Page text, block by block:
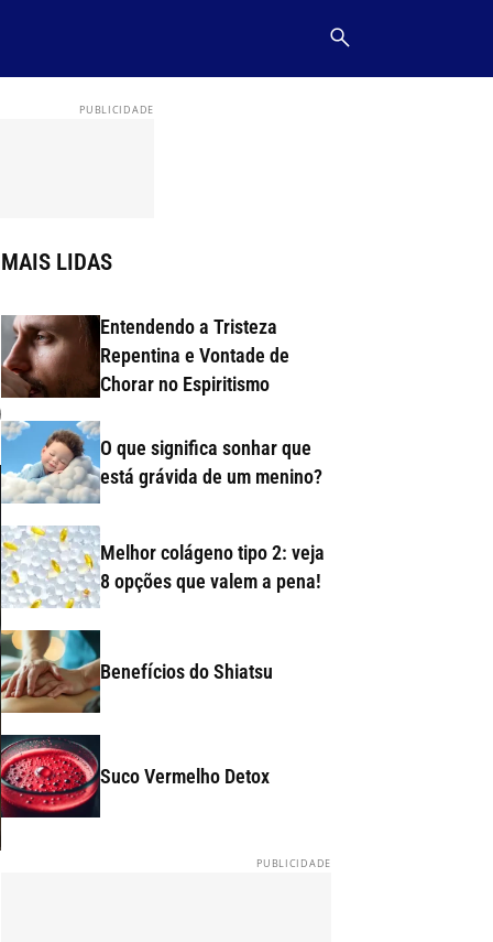
MAIS LIDAS
Entendendo a Tristeza
Repentina e Vontade de
Chorar no Espiritismo
O que significa sonhar que
está grávida de um menino?
Melhor colágeno tipo 2: veja
8 opções que valem a pena!
Benefícios do Shiatsu
Suco Vermelho Detox